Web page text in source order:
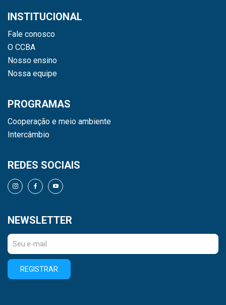
INSTITUCIONAL
Fale conosco
O CCBA
Nosso ensino
Nossa equipe
PROGRAMAS
Cooperação e meio ambiente
Intercâmbio
REDES SOCIAIS
NEWSLETTER
REGISTRAR